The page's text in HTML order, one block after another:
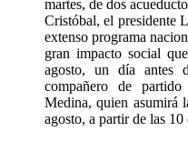
martes, de dos
Cristóbal, el presidente
extenso programa
gran impacto social
agosto, un día antes
compañero de
Medina, quien asumirá
agosto, a partir de las 10